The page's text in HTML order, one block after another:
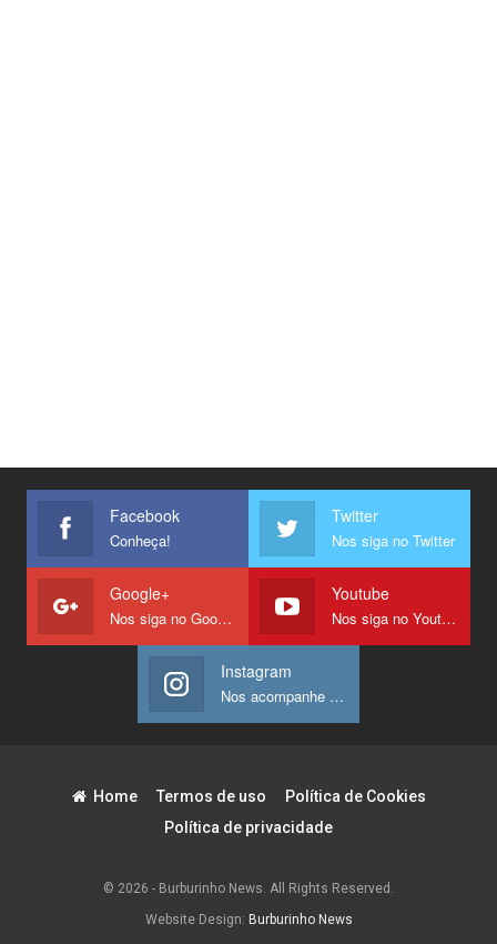
Facebook
Conheça!
Twitter
Nos siga no Twitter
Google+
Nos siga no Google +
Youtube
Nos siga no Youtube
Instagram
Nos acompanhe no Instagram
Home Termos de uso
Política de Cookies
Política de privacidade
© 2026 - Burburinho News. All Rights Reserved.
Website Design: Burburinho News